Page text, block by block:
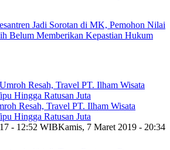
Jadi Sorotan di MK, Pemohon Nilai
Belum Memberikan Kepastian Hukum
Resah, Travel PT. Ilham Wisata
Hingga Ratusan Juta
- 12:52 WIBKamis, 7 Maret 2019 - 20:34